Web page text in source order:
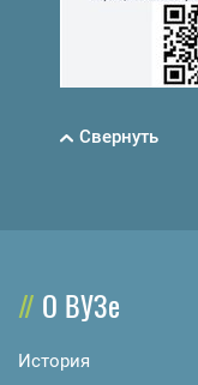
Свернуть
О ВУЗе
История